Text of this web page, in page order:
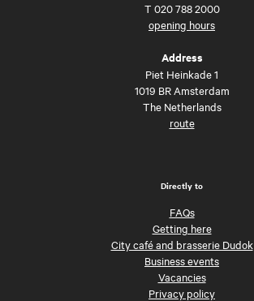
T 020 788 2000
opening hours
Address
Piet Heinkade 1
1019 BR Amsterdam
The Netherlands
route
Directly to
FAQs
Getting here
City café and brasserie Dudok
Business events
Vacancies
Privacy policy